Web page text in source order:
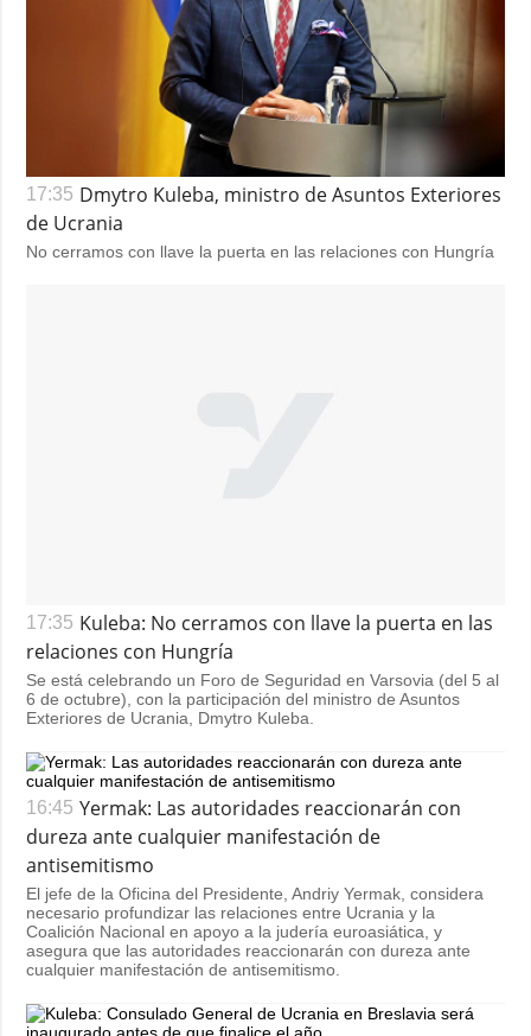
17:35 Dmytro Kuleba, ministro de Asuntos Exteriores
de Ucrania
No cerramos con llave la puerta en las relaciones con Hungría
17:35 Kuleba: No cerramos con llave la puerta en las
relaciones con Hungría
Se está celebrando un Foro de Seguridad en Varsovia (del 5 al
6 de octubre), con la participación del ministro de Asuntos
Exteriores de Ucrania, Dmytro Kuleba.
16:45 Yermak: Las autoridades reaccionarán con
dureza ante cualquier manifestación de
antisemitismo
El jefe de la Oficina del Presidente, Andriy Yermak, considera
necesario profundizar las relaciones entre Ucrania y la
Coalición Nacional en apoyo a la judería euroasiática, y
asegura que las autoridades reaccionarán con dureza ante
cualquier manifestación de antisemitismo.